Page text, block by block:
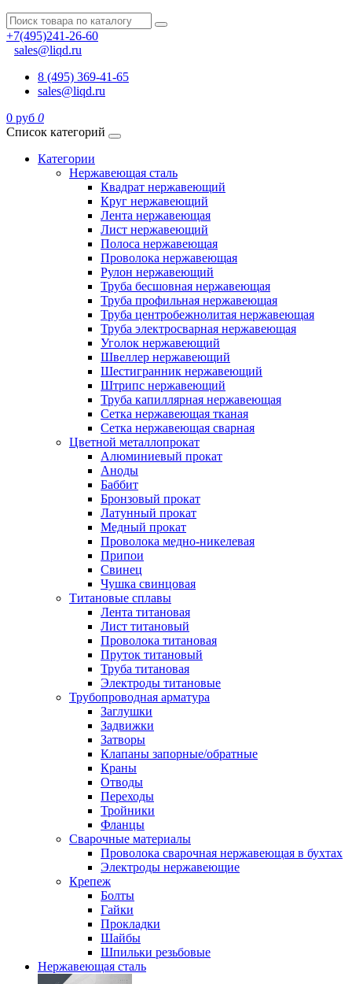
+7(495)241-26-60
sales@liqd.ru
8 (495) 369-41-65
sales@liqd.ru
0 руб 0
Список категорий
Категории
Нержавеющая сталь
Квадрат нержавеющий
Круг нержавеющий
Лента нержавеющая
Лист нержавеющий
Полоса нержавеющая
Проволока нержавеющая
Рулон нержавеющий
Труба бесшовная нержавеющая
Труба профильная нержавеющая
Труба центробежнолитая нержавеющая
Труба электросварная нержавеющая
Уголок нержавеющий
Швеллер нержавеющий
Шестигранник нержавеющий
Штрипс нержавеющий
Труба капиллярная нержавеющая
Сетка нержавеющая тканая
Сетка нержавеющая сварная
Цветной металлопрокат
Алюминиевый прокат
Аноды
Баббит
Бронзовый прокат
Латунный прокат
Медный прокат
Проволока медно-никелевая
Припои
Свинец
Чушка свинцовая
Титановые сплавы
Лента титановая
Лист титановый
Проволока титановая
Пруток титановый
Труба титановая
Электроды титановые
Трубопроводная арматура
Заглушки
Задвижки
Затворы
Клапаны запорные/обратные
Краны
Отводы
Переходы
Тройники
Фланцы
Сварочные материалы
Проволока сварочная нержавеющая в бухтах
Электроды нержавеющие
Крепеж
Болты
Гайки
Прокладки
Шайбы
Шпильки резьбовые
Нержавеющая сталь